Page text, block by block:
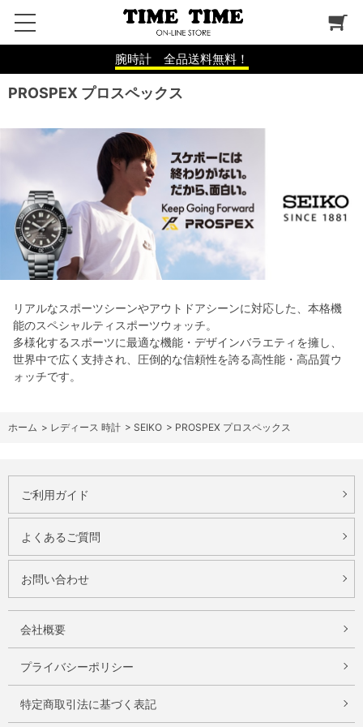
腕時計 全品送料無料！
PROSPEX プロスペックス
リアルなスポーツシーンやアウトドアシーンに対応した、本格機
能のスペシャルティスポーツウォッチ。
多様化するスポーツに最適な機能・デザインバラエティを擁し、
世界中で広く支持され、圧倒的な信頼性を誇る高性能・高品質ウ
ォッチです。
ホーム > レディース 時計 > SEIKO > PROSPEX プロスペックス
ご利用ガイド
よくあるご質問
お問い合わせ
会社概要
プライバシーポリシー
特定商取引法に基づく表記